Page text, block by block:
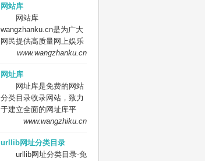
外、各行业优秀正规网站,
全人工编辑收录，为百
度、谷歌、有道、搜狗、
必应等搜索引擎提供索引
参考, 同时也是站长推广
台。
网站库
网站库
wangzhanku.cn是为广大
网民提供高质量网上娱乐
冲浪导航网站，汇聚众多
等网站让广大网民轻松畅
游互联网，同时面向广大
互联网站长提供免费的网
址收录、免费网站收录、
免费外链平台。
www.wangzhanku.cn
网址库
网址库是免费的网站
分类目录收录网站，致力
于建立全面的网址库平
台：免费收录网站、网
秀的网站网址,让你轻松畅
游互联网，找到您想要的
www.wangzhiku.cn
urllib网址分类目录
urllib网址分类目录-免